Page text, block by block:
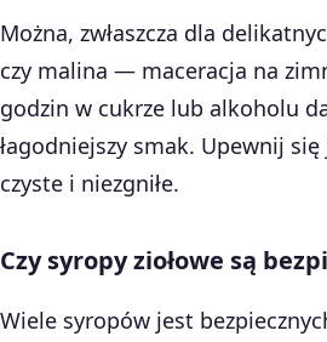
Można, zwłaszcza dla
czy malina — maceracja na
godzin w cukrze lub alkoholu
łagodniejszy smak. Upewnij się
czyste i niezgniłe.
Czy syropy ziołowe są
Wiele syropów jest